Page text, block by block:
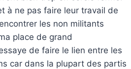
à ne pas faire leur travail de
les non militants
place de grand
de faire le lien entre les
car dans la plupart des partis